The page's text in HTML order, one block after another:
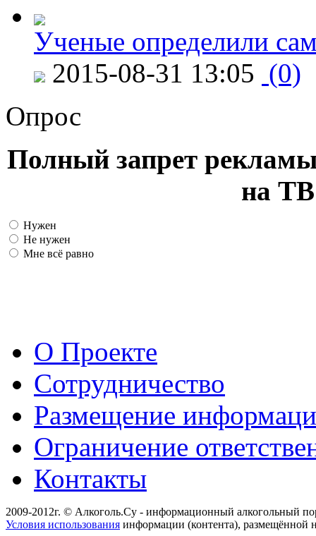
Ученые определили
2015-08-31 13:05 (0)
Опрос
Полный запрет
на ТВ
Нужен
Не нужен
Мне всё равно
О Проекте
Сотрудничество
Размещение
Ограничение
Контакты
2009-2012г. © Алкоголь.Су - информационный алкогольный
Условия использования информации (контента), размещённой